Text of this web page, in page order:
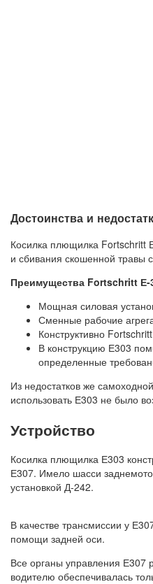
Достоинства и
Косилка плющилка Fortschritt
и сбивания скошенной травы
Преимущества Fortschritt Е-
Мощная силовая
Сменные рабочие
Конструктивно
В конструкцию Е303
определенные
Из недостатков же
использовать Е303 не было
Устройство
Косилка плющилка Е303
Е307. Имело шасси
установкой Д-242.
В качестве трансмиссии у
помощи задней оси.
Все органы управления Е307
водителю обеспечивалась